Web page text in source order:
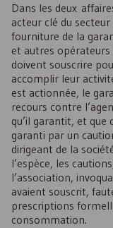
Dans les deux
acteur clé du
fourniture de la
et autres opérateurs
doivent souscrire
accomplir leur
est actionnée, le
recours contre
qu’il garantit, et
garanti par un
dirigeant de la
l’espèce, les
l’association,
avaient souscrit,
prescriptions
consommation.